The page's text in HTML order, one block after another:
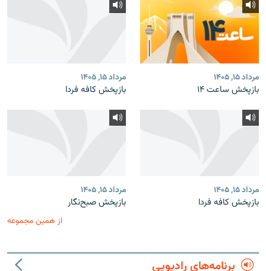
مرداد ۱۵, ۱۴۰۵
بازپخش ساعت ۱۴
مرداد ۱۵, ۱۴۰۵
بازپخش کافه فردا
مرداد ۱۵, ۱۴۰۵
بازپخش کافه فردا
مرداد ۱۵, ۱۴۰۵
بازپخش صبح‌نگار
از همین مجموعه
برنامه‌های رادیویی